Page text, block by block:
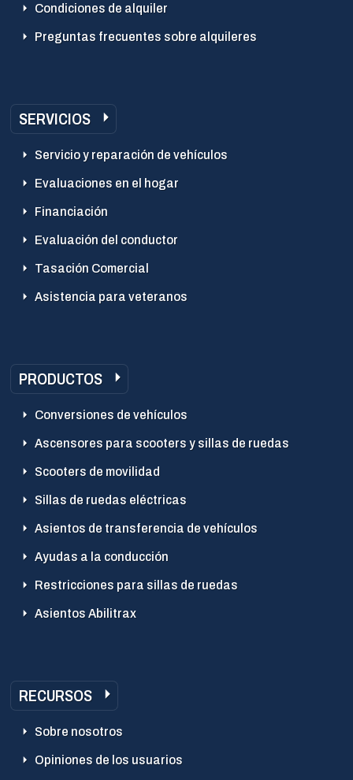
Condiciones de alquiler
Preguntas frecuentes sobre alquileres
SERVICIOS
Servicio y reparación de vehículos
Evaluaciones en el hogar
Financiación
Evaluación del conductor
Tasación Comercial
Asistencia para veteranos
PRODUCTOS
Conversiones de vehículos
Ascensores para scooters y sillas de ruedas
Scooters de movilidad
Sillas de ruedas eléctricas
Asientos de transferencia de vehículos
Ayudas a la conducción
Restricciones para sillas de ruedas
Asientos Abilitrax
RECURSOS
Sobre nosotros
Opiniones de los usuarios